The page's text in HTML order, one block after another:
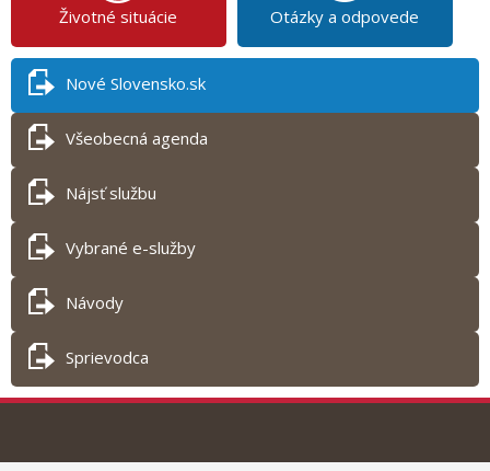
Životné situácie Otázky a odpovede
Nové Slovensko.sk
Všeobecná agenda
Nájsť službu
Vybrané e-služby
Návody
Sprievodca
Tlač obsahu